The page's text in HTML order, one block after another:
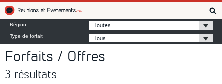
Région Toutes
Type de forfait Tous
Forfaits / Offres
3 résultats